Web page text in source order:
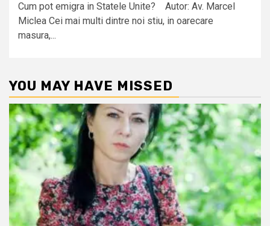
Cum pot emigra in Statele Unite? Autor: Av. Marcel
Miclea Cei mai multi dintre noi stiu, in oarecare
masura,...
YOU MAY HAVE MISSED